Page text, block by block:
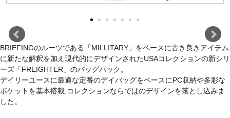
BRIEFINGのルーツである「MILLITARY」をベースに古き良きアイテム
に新たな解釈を加え現代的にデザインされたUSAコレクションの新シリ
ーズ「FREIGHTER」のバッグパック。
デイリーユースに最適な定番のデイバッグをベースにPC収納や多彩な
ポケットを基本搭載,コレクションならではのデザインを落とし込みま
した。